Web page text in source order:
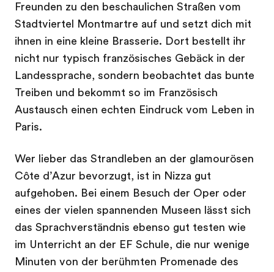
Freunden zu den beschaulichen Straßen vom
Stadtviertel Montmartre auf und setzt dich mit
ihnen in eine kleine Brasserie. Dort bestellt ihr
nicht nur typisch französisches Gebäck in der
Landessprache, sondern beobachtet das bunte
Treiben und bekommt so im Französisch
Austausch einen echten Eindruck vom Leben in
Paris.
Wer lieber das Strandleben an der glamourösen
Côte d’Azur bevorzugt, ist in Nizza gut
aufgehoben. Bei einem Besuch der Oper oder
eines der vielen spannenden Museen lässt sich
das Sprachverständnis ebenso gut testen wie
im Unterricht an der EF Schule, die nur wenige
Minuten von der berühmten Promenade des